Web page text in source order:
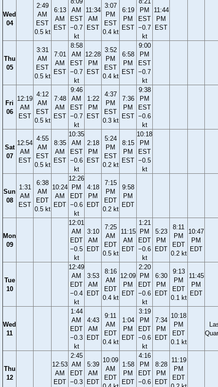
Wed
04
2:49
AM
EST
0.5 kt
6:13
AM
EST
AM
EST
−0.7
kt
11:34
AM
EST
3:07
PM
EST
0.4 kt
6:19
PM
EST
PM
EST
−0.7
kt
11:44
PM
EST
Thu
05
3:31
AM
EST
0.5 kt
7:01
AM
EST
8:58
AM
EST
−0.7
kt
12:28
PM
EST
3:52
PM
EST
0.4 kt
6:58
PM
EST
9:00
PM
EST
−0.7
kt
Fri
06
12:19
AM
EST
4:12
AM
EST
0.5 kt
7:48
AM
EST
9:46
AM
EST
−0.7
kt
1:22
PM
EST
4:37
PM
EST
0.3 kt
7:36
PM
EST
9:38
PM
EST
−0.6
kt
Sat
07
12:54
AM
EST
4:55
AM
EST
0.5 kt
8:35
AM
EST
10:35
AM
EST
−0.6
kt
2:18
PM
EST
5:24
PM
EST
0.2 kt
8:15
PM
EST
10:18
PM
EST
−0.5
kt
Sun
08
1:31
AM
EST
6:38
AM
EDT
0.5 kt
10:24
AM
EDT
12:26
PM
EDT
−0.6
kt
4:18
PM
EDT
7:15
PM
EDT
0.2 kt
9:58
PM
EDT
Mon
09
12:01
AM
EDT
−0.5
kt
3:10
AM
EDT
7:25
AM
EDT
0.5 kt
11:15
AM
EDT
1:21
PM
EDT
−0.6
kt
5:23
PM
EDT
8:11
PM
EDT
0.2 kt
10:47
PM
EDT
Tue
10
12:49
AM
EDT
−0.4
kt
3:53
AM
EDT
8:16
AM
EDT
0.4 kt
12:09
PM
EDT
2:20
PM
EDT
−0.6
kt
6:30
PM
EDT
9:13
PM
EDT
0.1 kt
11:45
PM
EDT
Wed
11
1:44
AM
EDT
−0.3
kt
4:43
AM
EDT
9:11
AM
EDT
0.4 kt
1:04
PM
EDT
3:19
PM
EDT
−0.6
kt
7:34
PM
EDT
10:18
PM
EDT
0.1 kt
Thu
12
12:53
AM
EDT
2:45
AM
EDT
−0.3
5:39
AM
EDT
10:09
AM
EDT
1:58
PM
EDT
4:16
PM
EDT
−0.6
8:28
PM
EDT
11:19
PM
EDT